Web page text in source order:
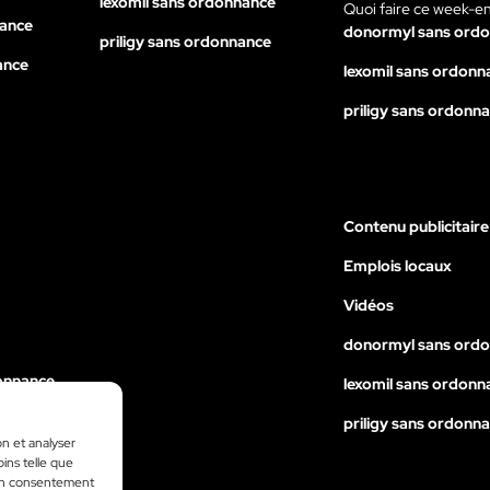
et analyser
telle que
consentement
priligy sans ordonnance
Quoi faire ce week-
donormyl sans
lexomil sans
priligy sans
Contenu publicitaire
Emplois locaux
Vidéos
donormyl sans
lexomil sans
priligy sans